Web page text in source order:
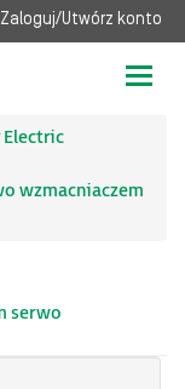
Zaloguj/Utwórz konto
Electric
wzmacniaczem
serwo